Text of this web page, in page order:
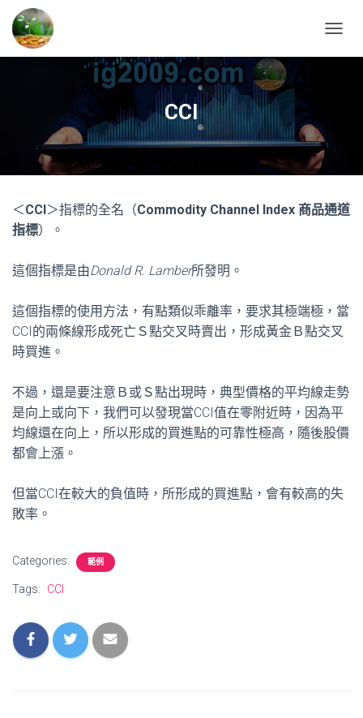
O
A
CCI
＜CCI＞指標的全名（Commodity Channel Index 商品通道
指標）。
這個指標是由Donald R. Lamber所發明。
這個指標的使用方法，有點類似乖離率，要求其極端極，當
CCI的兩條線形成死亡Ｓ點交叉時賣出，形成黃金Ｂ點交叉
時買進。
不過，還是要注意Ｂ或Ｓ點出現時，典型價格的平均線走勢
是向上或向下，我們可以發現當CCI值在零附近時，因為平
均線還在向上，所以形成的買進點的可靠性極高，隨後股價
都會上漲。
但當CCI在較大的負值時，所形成的買進點，會有較高的失
敗率。
Categories: 範例
Tags: CCI